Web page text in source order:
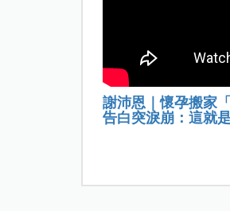
謝沛恩｜懷孕搬家
告白突淚崩：這就